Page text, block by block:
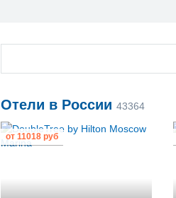
Отели в России 43364
от 11018 руб